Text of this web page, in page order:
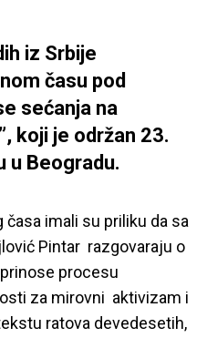
iz Srbije
času pod
sećanja na
koji je održan 23.
u Beogradu.
imali su priliku da sa
Pintar razgovaraju o
procesu
za mirovni aktivizam i
ratova devedesetih,